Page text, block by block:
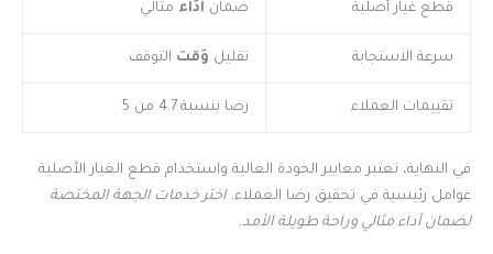
قطع غيار أصلية ضمان أَدَاء مثالي
سرعة الاستجابة تقليل وَقت التوقف
تقييمات العملاء رضا بنسبة 4.7 من 5
في النهاية، تعتبر معايير الجودة العالية واستخدام قطع الغيار الأصلية
عوامل رئيسية في تحقيق رضا العملاء. اختر خدمات الجهة المختصة
لضمان أداء مثالي وراحة طويلة الأمد.